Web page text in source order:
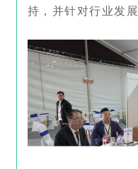
持，并针对行业发